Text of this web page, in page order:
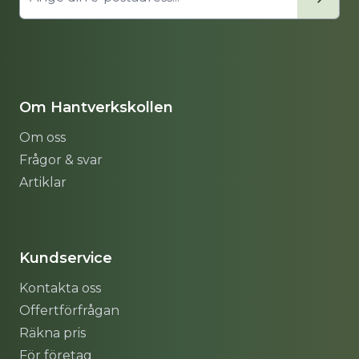
Om Hantverkskollen
Om oss
Frågor & svar
Artiklar
Kundservice
Kontakta oss
Offertförfrågan
Räkna pris
För företag